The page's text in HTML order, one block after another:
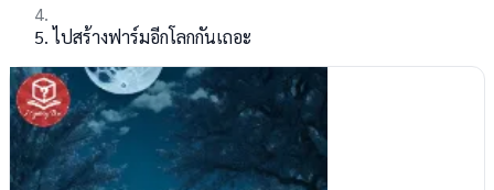
ไปสร้างฟาร์มอีกโลกกันเถอะ